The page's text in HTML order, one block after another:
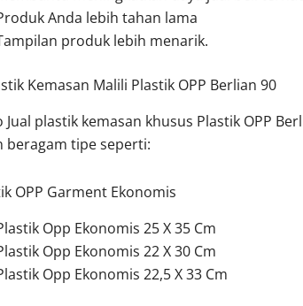
Anda lebih tahan lama
produk lebih menarik.
Kemasan Malili Plastik OPP Berlian 90
Jual plastik kemasan khusus Plastik OPP
beragam tipe seperti:
OPP Garment Ekonomis
Opp Ekonomis 25 X 35 Cm
Opp Ekonomis 22 X 30 Cm
Opp Ekonomis 22,5 X 33 Cm